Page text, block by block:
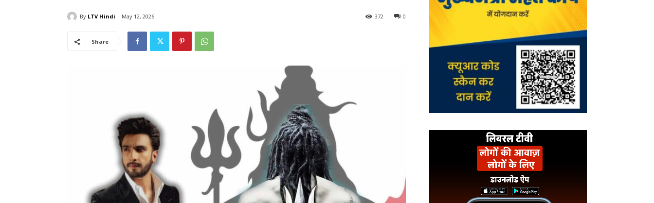
By LTV Hindi May 12, 2026 0
372
Share